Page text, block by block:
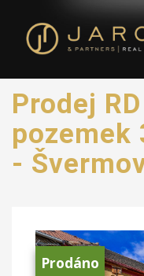
Prodej
pozemek
-
Prodáno